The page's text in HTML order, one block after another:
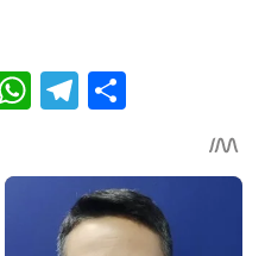
WhatsApp
Telegram